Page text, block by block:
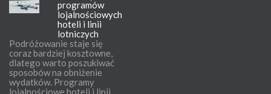
programów
lojalnościowych
hoteli i linii
lotniczych
Podróżowanie staje się
coraz bardziej kosztowne,
dlatego warto poszukiwać
sposobów na obniżenie
wydatków. Programy
lojalnościowe hoteli i linii